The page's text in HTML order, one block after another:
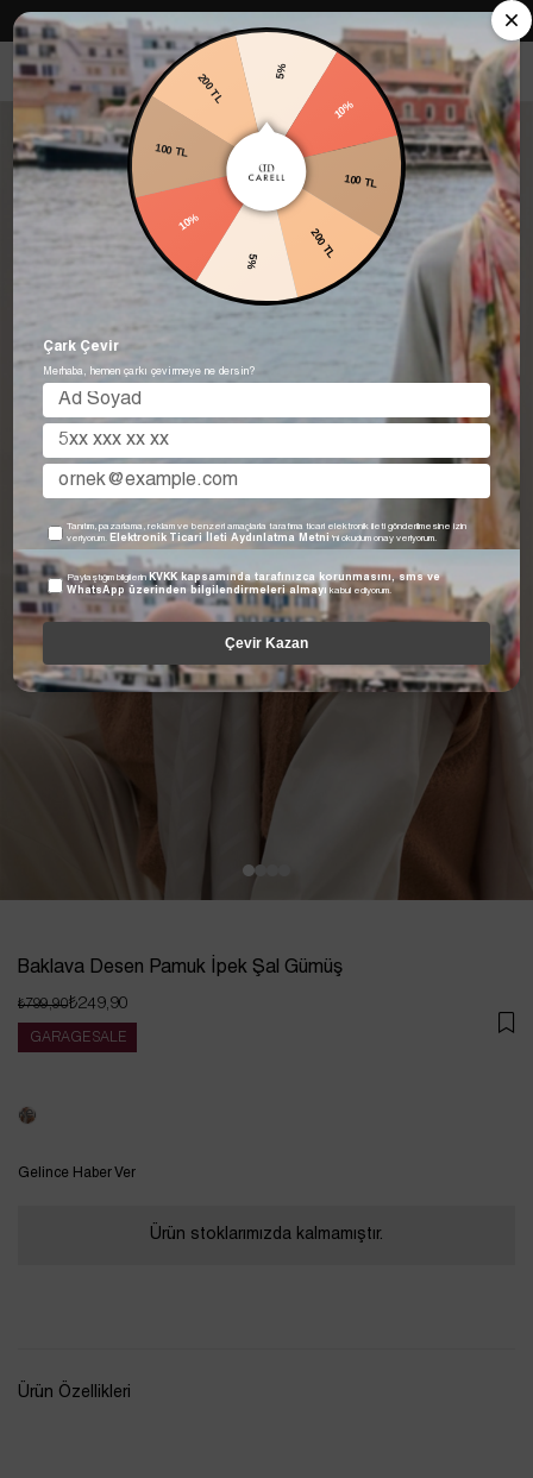
Carell in Roma Koleksiyonu Şimdi Satışta! Hemen keşfet.
Baklava Desen Pamuk İpek Şal Gümüş
₺799,90₺249,90
GARAGE SALE
Tükendi
Gelince Haber Ver
Ürün stoklarımızda kalmamıştır.
Ürün Özellikleri
5%
10%
100 TL
200 TL
5%
10%
100 TL
200 TL
Çark Çevir
Merhaba, hemen çarkı çevirmeye ne dersin?
Tanıtım, pazarlama, reklam ve benzeri amaçlarla tarafıma ticari elektronik ileti gönderilmesine izin
veriyorum. Elektronik Ticari İleti Aydınlatma Metni 'ni okudum onay veriyorum.
Paylaştığım bilgilerin KVKK kapsamında tarafınızca korunmasını, sms ve
WhatsApp üzerinden bilgilendirmeleri almayı
kabul ediyorum.
Çevir Kazan